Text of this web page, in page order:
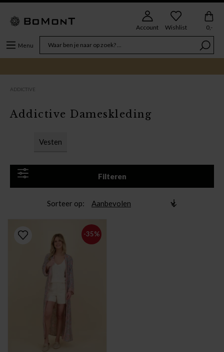
Menu
Account Wishlist 0,-
ADDICTIVE
Vesten
Filteren
Addictive Dameskleding
Sorteer op
-35%